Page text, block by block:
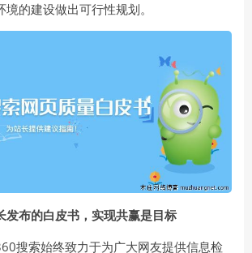
的建设做出可行性规划。
发布的白皮书，实现共赢是目标
搜索始终致力于为广大网友提供信息检